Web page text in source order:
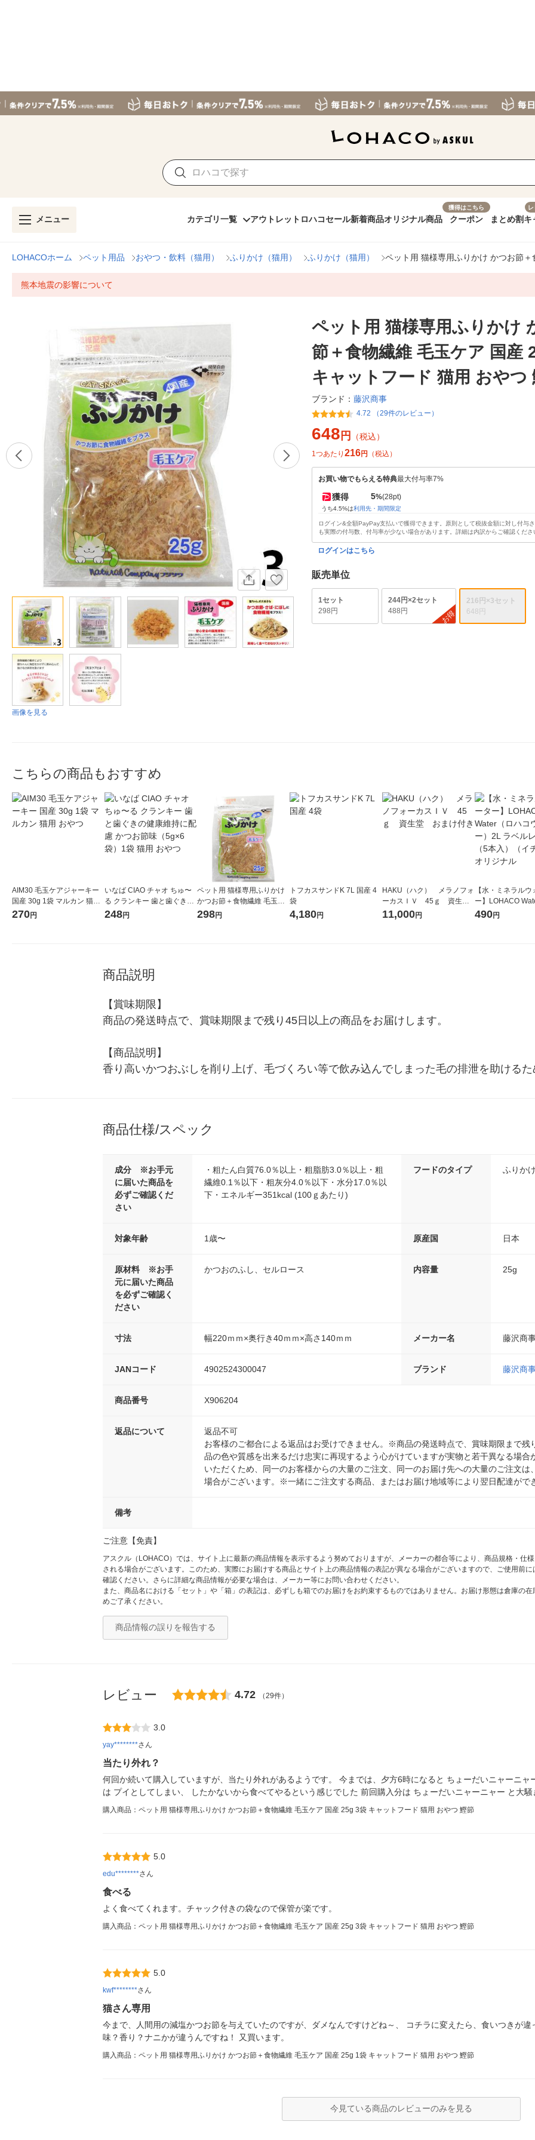
メニュー カテゴリ一覧 アウトレット ロハコセール新着商品オリジナル商品
獲得はこちら
クーポン まとめ割キ
LOHACOホーム ペット用品 おやつ・飲料（猫用） ふりかけ（猫用） ふりかけ（猫用） ペット用 猫様専用ふりかけ かつお節
熊本地震の影響について
画像を見る
ペット用 猫様専用ふりかけ
節＋食物繊維 毛玉ケア 国産
キャットフード 猫用 おやつ
ブランド： 藤沢商事
4.72 （29件のレビュー）
648 円 （税込）
1つあたり 216円 （税込）
お買い物でもらえる特典最大付与率7%
獲得 5%(28pt)
うち4.5%は利用先・期間限定
ログイン&全額PayPay支払いで獲得できます。原則として税抜金額に対し付与
も実際の付与数、付与率が少ない場合があります。詳細は内訳からご確認くださ
ログインはこちら
販売単位
1セット
298円
244円×2セット
488円
お得
216円×3セット
648円
こちらの商品もおすすめ
AIM30 毛玉ケアジャーキー
国産 30g 1袋 マルカン 猫用
おやつ
270円
いなば CIAO チャオ ちゅ〜
る クランキー 歯と歯ぐきの
健康維持に配慮 かつお節味
248円
ペット用 猫様専用ふりかけ
かつお節＋食物繊維 毛玉ケ
ア 国産 25g 1袋 キャットフ
298円
トフカスサンドK 7L 国産 4
袋
4,180円
HAKU（ハク） メラノフォ
ーカスＩＶ 45ｇ 資生
堂 おまけ付き
11,000円
【水・ミネラルウ
ー】LOHACO
コウォーター）
490円
商品説明
【賞味期限】
商品の発送時点で、賞味期限まで残り45日以上の商品をお届けします。
【商品説明】
香り高いかつおぶしを削り上げ、毛づくろい等で飲み込んでしまった毛の排泄を助ける
商品仕様/スペック
成分 ※お手元
に届いた商品を
必ずご確認くだ
さい
・粗たん白質76.0％以上・粗脂肪3.0％以上・粗
繊維0.1％以下・粗灰分4.0％以下・水分17.0％以
下・エネルギー351kcal (100ｇあたり)
フードのタイプ ふりか
対象年齢 1歳〜 原産国 日本
原材料 ※お手
元に届いた商品
を必ずご確認く
ださい
かつおのふし、セルロース 内容量 25g
寸法 幅220ｍｍ×奥行き40ｍｍ×高さ140ｍｍ メーカー名 藤沢商
JANコード 4902524300047 ブランド 藤沢商
商品番号 X906204
返品について
返品不可
お客様のご都合による返品はお受けできません。※商品の発送時点で、賞味期限まで
品の色や質感を出来るだけ忠実に再現するよう心がけていますが実物と若干異なる場
いただくため、同一のお客様からの大量のご注文、同一のお届け先への大量のご注文
場合がございます。※一緒にご注文する商品、またはお届け地域等により翌日配達がで
備考
ご注意【免責】
アスクル（LOHACO）では、サイト上に最新の商品情報を表示するよう努めておりますが、メーカーの都合等により、商品規格・仕
される場合がございます。このため、実際にお届けする商品とサイト上の商品情報の表記が異なる場合がございますので、ご使用前
確認ください。さらに詳細な商品情報が必要な場合は、メーカー等にお問い合わせください。
また、商品名における「セット」や「箱」の表記は、必ずしも箱でのお届けをお約束するものではありません。お届け形態は倉庫の
めご了承ください。
商品情報の誤りを報告する
レビュー 4.72 （29件）
3.0
yay********さん
当たり外れ？
何回か続いて購入していますが、当たり外れがあるようです。 今までは、夕方6時になると ちょーだいニャーニ
は プイとしてしまい、 したかないから食べてやるという感じでした 前回購入分は ちょーだいニャーニャー と大
購入商品：ペット用 猫様専用ふりかけ かつお節＋食物繊維 毛玉ケア 国産 25g 3袋 キャットフード 猫用 おやつ 鰹節
5.0
edu********さん
食べる
よく食べてくれます。チャック付きの袋なので保管が楽です。
購入商品：ペット用 猫様専用ふりかけ かつお節＋食物繊維 毛玉ケア 国産 25g 3袋 キャットフード 猫用 おやつ 鰹節
5.0
kwf********さん
猫さん専用
今まで、人間用の減塩かつお節を与えていたのですが、ダメなんですけどね～、 コチラに変えたら、食いつきが
味？香り？ナニかが違うんですね！ 又買います。
購入商品：ペット用 猫様専用ふりかけ かつお節＋食物繊維 毛玉ケア 国産 25g 1袋 キャットフード 猫用 おやつ 鰹節
今見ている商品のレビューのみを見る